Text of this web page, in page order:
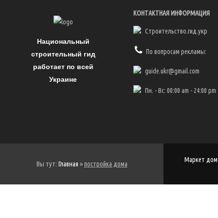
магазины, аптечные пункты,
детские сады, школы, остановки.
Но это также лишает человека
свежего воздуха и уединенной
обстановки. Город – это
постоянная суета. Все […]
Национальный
строительный гид
работает по всей
Украине
КОНТАКТНАЯ ИНФОРМАЦИЯ
Строительство.гид.укр
По вопросам рекламы:
guide.ukr@gmail.com
Пн. - Вс: 00:00 am - 24:00 pm
Вы тут: Главная » постройка дома
Маркет дом